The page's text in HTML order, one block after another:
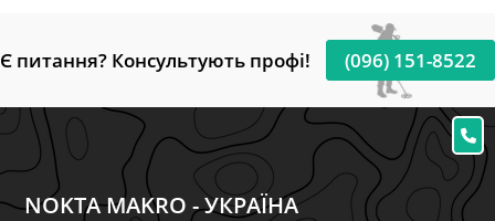
Є питання? Консультують профі! (096) 151-8522
NOKTA MAKRO - УКРАЇНА